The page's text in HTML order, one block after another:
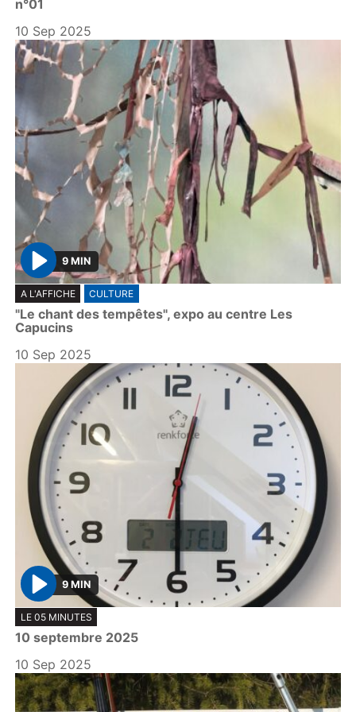
a
y
n°01
10 Sep 2025
P
l
a
y
9 MIN
A L'AFFICHE CULTURE
"Le chant des tempêtes", expo au centre Les
Capucins
10 Sep 2025
P
l
a
y
9 MIN
LE 05 MINUTES
10 septembre 2025
10 Sep 2025